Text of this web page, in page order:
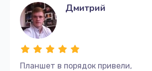
Планшет в порядок привели,
Дмитрий